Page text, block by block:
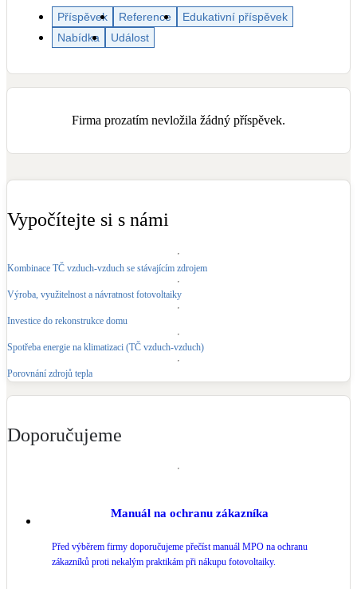
Teplovzdušné vytápění
Rekonstrukce
Kotle
Žaluzie, markýzy, pergoly
Šedá i černá odpadní voda
LED osvětlení
Vnitřní i venkovní
Příspěvek Reference
Edukativní příspěvek
Nabídka
Událost
Firma prozatím nevložila žádný příspěvek.
Vypočítejte si s námi
Kombinace TČ vzduch-vzduch se stávajícím zdrojem
Výroba, využitelnost a návratnost fotovoltaiky
Investice do rekonstrukce domu
Spotřeba energie na klimatizaci (TČ vzduch-vzduch)
Porovnání zdrojů tepla
Doporučujeme
Manuál na ochranu zákazníka
Před výběrem firmy doporučujeme přečíst manuál MPO na ochranu
zákazníků proti nekalým praktikám při nákupu fotovoltaiky.